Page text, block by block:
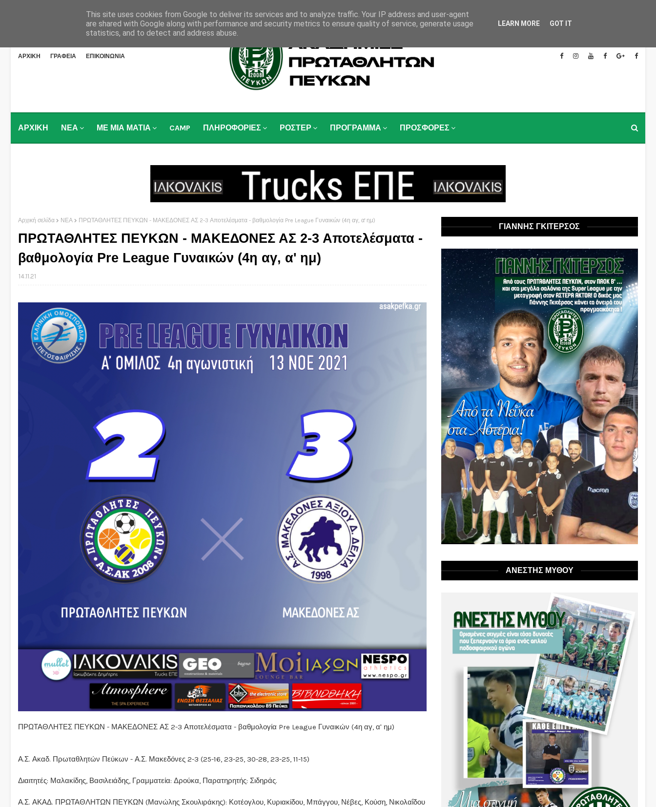
ΑΡΧΙΚΗ ΓΡΑΦΕΙΑ ΕΠΙΚΟΙΝΩΝΙΑ
ΑΡΧΙΚΗ ΝΕΑ ΜΕ ΜΙΑ ΜΑΤΙΑ CAMP ΠΛΗΡΟΦΟΡΙΕΣ ΡΟΣΤΕΡ ΠΡΟΓΡΑΜΜΑ ΠΡΟΣΦΟΡΕΣ
Αρχική σελίδα ΝΕΑ ΠΡΩΤΑΘΛΗΤΕΣ ΠΕΥΚΩΝ - ΜΑΚΕΔΟΝΕΣ ΑΣ 2-3 Αποτελέσματα - βαθμολογία Pre League Γυναικών (4η αγ, α' ημ)
ΠΡΩΤΑΘΛΗΤΕΣ ΠΕΥΚΩΝ - ΜΑΚΕΔΟΝΕΣ ΑΣ 2-3 Αποτελέσματα -
βαθμολογία Pre League Γυναικών (4η αγ, α' ημ)
14.11.21
ΠΡΩΤΑΘΛΗΤΕΣ ΠΕΥΚΩΝ - ΜΑΚΕΔΟΝΕΣ ΑΣ 2-3 Αποτελέσματα - βαθμολογία Pre League Γυναικών (4η αγ, α' ημ)
Α.Σ. Ακαδ. Πρωταθλητών Πεύκων - Α.Σ. Μακεδόνες 2-3 (25-16, 23-25, 30-28, 23-25, 11-15)
Διαιτητές: Μαλακίδης, Βασιλειάδης, Γραμματεία: Δρούκα, Παρατηρητής: Σιδηράς.
Α.Σ. ΑΚΑΔ. ΠΡΩΤΑΘΛΗΤΩΝ ΠΕΥΚΩΝ (Μανώλης Σκουλιράκης): Κοτέογλου, Κυριακίδου, Μπάγγου, Νέβες, Κούση, Νικολαΐδου
ΓΙΑΝΝΗΣ ΓΚΙΤΕΡΣΟΣ
ΑΝΕΣΤΗΣ ΜΥΘΟΥ
This site uses cookies from Google to deliver its services and to analyze traffic. Your IP address and user-agent
are shared with Google along with performance and security metrics to ensure quality of service, generate usage
statistics, and to detect and address abuse.
LEARN MORE GOT IT